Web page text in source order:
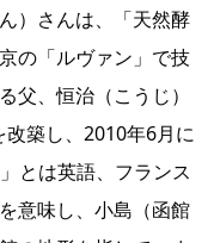
）さんは、「天然酵
の「ルヴァン」で技
父、恒治（こうじ）
築し、2010年6月に
とは英語、フランス
意味し、小島（函館